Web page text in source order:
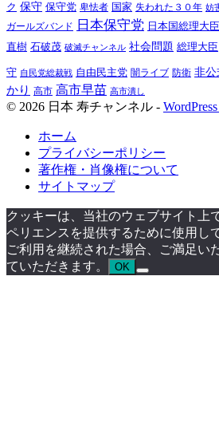
ク 保守 保守党 卑怯者 国家 失われた３０年 妨
ガールズバンド
日本保守党 日本国総理大臣
直樹 石破茂 破滅チャンネル 社会問題 総理大臣
守 自民党総裁戦 自由民主党 闇ライブ 防衛 非公
かり 高市 高市早苗 高市潰し
© 2026 日本 寿チャンネル -
ホーム
プライバシーポリシー
著作権・肖像権について
サイトマップ
クッキーは、当社のウェブサイト上
ペリエンスを提供するために使用し
ご利用を継続された場合、ご満足い
ていただきます。
OK